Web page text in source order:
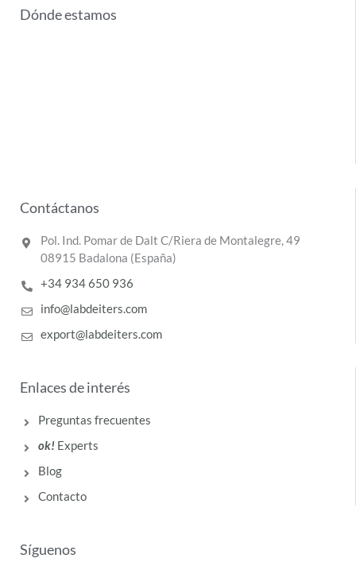
Dónde estamos
Contáctanos
Pol. Ind. Pomar de Dalt C/Riera de Montalegre, 49
08915 Badalona (España)
+34 934 650 936
info@labdeiters.com
export@labdeiters.com
Enlaces de interés
Preguntas frecuentes
ok!Experts
Blog
Contacto
Síguenos